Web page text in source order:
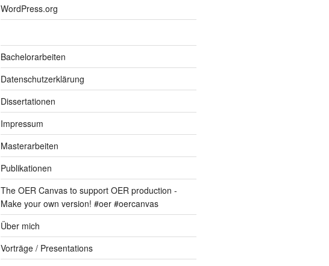
WordPress.org
Bachelorarbeiten
Datenschutzerklärung
Dissertationen
Impressum
Masterarbeiten
Publikationen
The OER Canvas to support OER production -
Make your own version! #oer #oercanvas
Über mich
Vorträge / Presentations